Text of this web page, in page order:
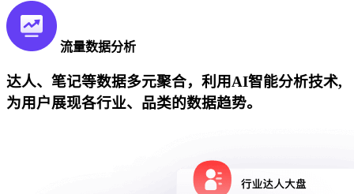
流量数据分析
达人、笔记等数据多元聚合，利用AI智能分析技术,
为用户展现各行业、品类的数据趋势。